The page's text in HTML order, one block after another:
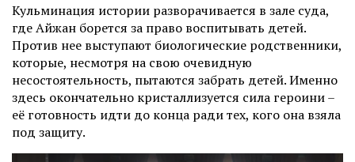
Кульминация истории разворачивается в зале суда,
где Айжан борется за право воспитывать детей.
Против нее выступают биологические родственники,
которые, несмотря на свою очевидную
несостоятельность, пытаются забрать детей. Именно
здесь окончательно кристаллизуется сила героини–
её готовность идти до конца ради тех, кого она взяла
под защиту.